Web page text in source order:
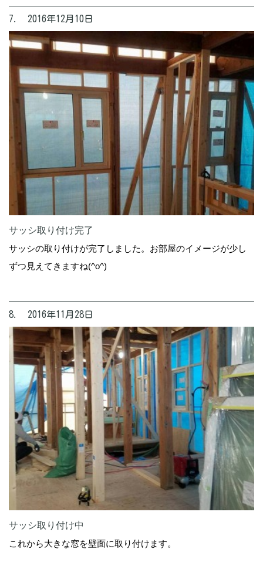
7. 2016年12月10日
サッシ取り付け完了
サッシの取り付けが完了しました。お部屋のイメージが少し
ずつ見えてきますね(^o^)
8. 2016年11月28日
サッシ取り付け中
これから大きな窓を壁面に取り付けます。